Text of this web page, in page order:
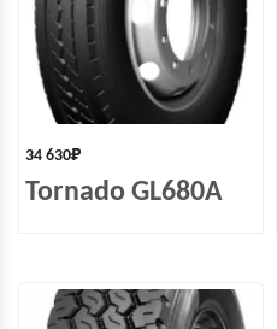
34 630₽
Tornado GL680A